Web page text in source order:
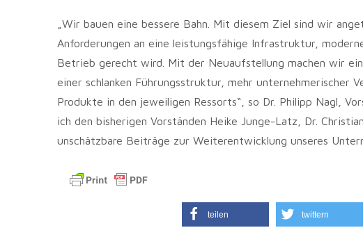
„Wir bauen eine bessere Bahn. Mit diesem Ziel sind wir
Anforderungen an eine leistungsfähige Infrastruktur,
Betrieb gerecht wird. Mit der Neuaufstellung machen wir
einer schlanken Führungsstruktur, mehr
Produkte in den jeweiligen Ressorts“, so Dr. Philipp Nagl,
ich den bisherigen Vorständen Heike Junge-Latz, Dr.
unschätzbare Beiträge zur Weiterentwicklung unseres
teilen twittern